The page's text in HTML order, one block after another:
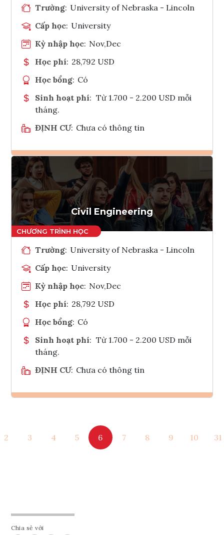
Trường: University of Nebraska - Lincoln
Cấp học: University
Kỳ nhập học: Nov,Dec
Học phí: 28,792 USD
Học bổng: Có
Sinh hoạt phí: Từ 1.700 - 2.200 USD mỗi
tháng.
ĐỊNH CƯ: Chưa có thông tin
Ghi danh
Tham vấn Interlink
Civil Engineering
Trường: University of Nebraska - Lincoln
Cấp học: University
Kỳ nhập học: Nov,Dec
Học phí: 28,792 USD
Học bổng: Có
Sinh hoạt phí: Từ 1.700 - 2.200 USD mỗi
tháng.
ĐỊNH CƯ: Chưa có thông tin
Tham vấn Interlink
2 3 4 5 6 7 8 9 10 31
Chia sẻ với